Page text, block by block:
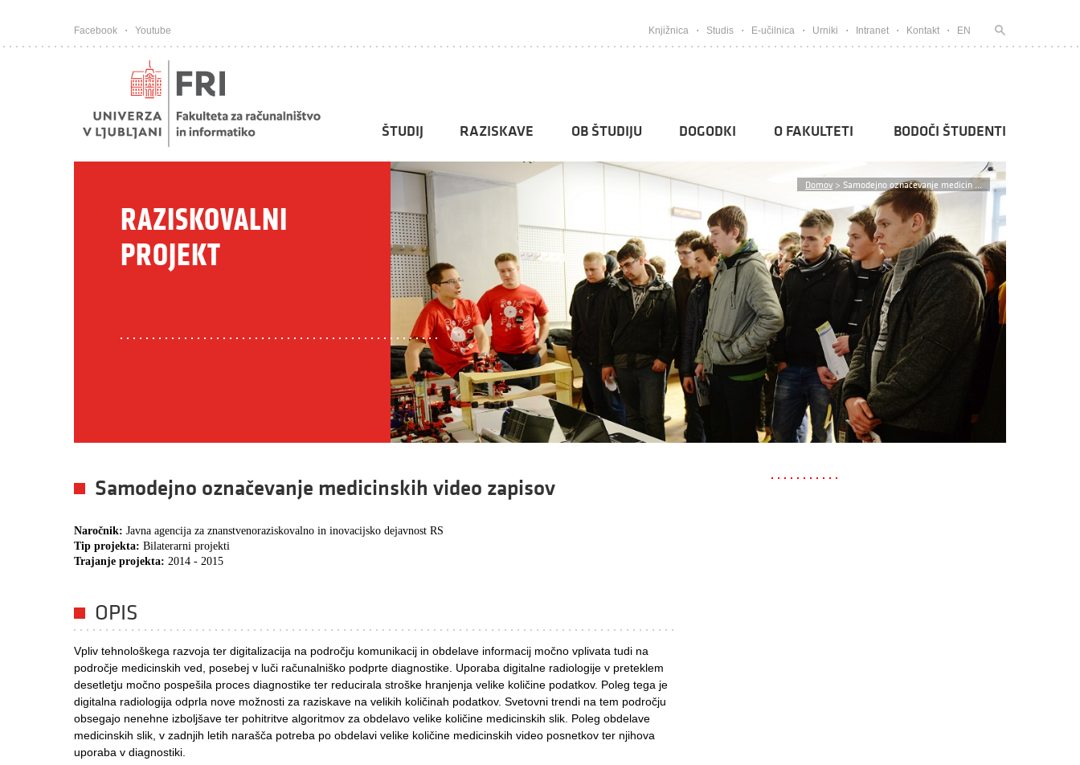
Facebook Youtube Knjižnica Studis E-učilnica Urniki Intranet Kontakt EN
ŠTUDIJ RAZISKAVE OB ŠTUDIJU DOGODKI O FAKULTETI BODOČI ŠTUDENTI
Domov > Samodejno označevanje medicin ...
RAZISKOVALNI
PROJEKT
Samodejno označevanje medicinskih video zapisov
Naročnik: Javna agencija za znanstvenoraziskovalno in inovacijsko dejavnost RS
Tip projekta: Bilaterarni projekti
Trajanje projekta: 2014 - 2015
OPIS
Vpliv tehnološkega razvoja ter digitalizacija na področju komunikacij in obdelave informacij močno vplivata tudi na
področje medicinskih ved, posebej v luči računalniško podprte diagnostike. Uporaba digitalne radiologije v preteklem
desetletju močno pospešila proces diagnostike ter reducirala stroške hranjenja velike količine podatkov. Poleg tega je
digitalna radiologija odprla nove možnosti za raziskave na velikih količinah podatkov. Svetovni trendi na tem področju
obsegajo nenehne izboljšave ter pohitritve algoritmov za obdelavo velike količine medicinskih slik. Poleg obdelave
medicinskih slik, v zadnjih letih narašča potreba po obdelavi velike količine medicinskih video posnetkov ter njihova
uporaba v diagnostiki.